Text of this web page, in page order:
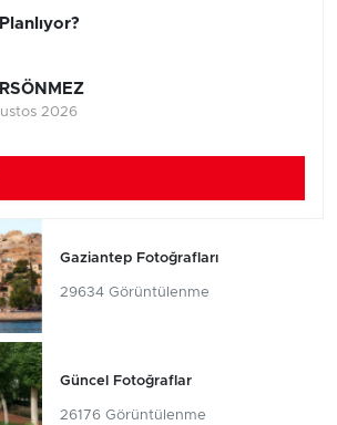
2026
Gaziantep Fotoğrafları
29634 Görüntülenme
Güncel Fotoğraflar
26176 Görüntülenme